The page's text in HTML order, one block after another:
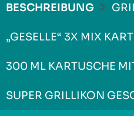
BESCHREIBUNG
„GESELLE“ 3X MIX
00 ML KARTUSCHE MIT
UPER GRILLIKON